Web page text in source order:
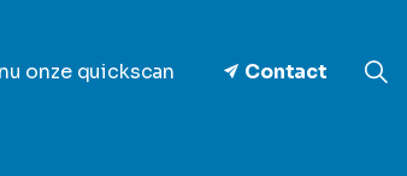
onze quickscan Contact